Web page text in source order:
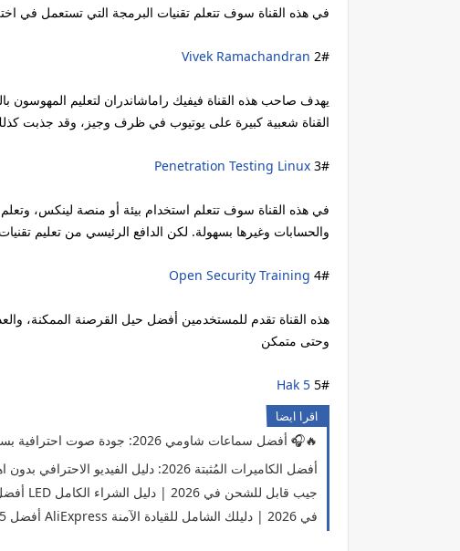
في هذه القناة سوف تتعلم تقنيات البرمجة التي تستعمل في
Vivek Ramachandran 2#
يهدف صاحب هذه القناة فيفيك راماشاندران لتعليم المهوسون
القناة شعبية كبيرة على يوتيوب في ظرف وجيز، وقد جذبت
Penetration Testing Linux 3#
في هذه القناة سوف تتعلم استخدام بيئة أو منصة لينكس،
والحسابات وغيرها بسهولة. لكن الدافع الرئيسي من تعليم
Open Security Training 4#
هذه القناة تقدم للمستخدمين أفضل حيل القرصنة الممكنة،
وحتى متمكن
Hak 5 5#
اقرا ايضا
أفضل سماعات شاومي 2026: جودة صوت احترافية بسعر اقتصادي 🎧🔥
أفضل الكاميرات المُثبتة 2026: دليل الفيديو الاحترافي بدون اهتزاز
أفضل 12 مصباح LED جيب قابل للشحن في 2026 | دليل الشراء الكامل
🏍️ أفضل 5 أجهزة إضاءة ليلية للدراجات على AliExpress في 2026 | دليلك الشامل للقيادة الآمنة